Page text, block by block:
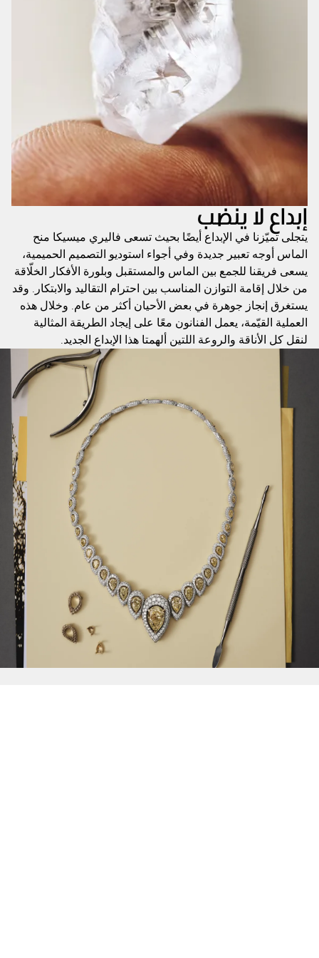
إبداع لا ينضب
يتجلى تميّزنا في الإبداع أيضًا بحيث تسعى فاليري ميسيكا منح
الماس أوجه تعبير جديدة وفي أجواء استوديو التصميم الحميمية،
يسعى فريقنا للجمع بين الماس والمستقبل وبلورة الأفكار الخلّاقة
من خلال إقامة التوازن المناسب بين احترام التقاليد والابتكار. وقد
يستغرق إنجاز جوهرة في بعض الأحيان أكثر من عام. وخلال هذه
العملية القيّمة، يعمل الفنانون معًا على إيجاد الطريقة المثالية
لنقل كل الأناقة والروعة اللتين ألهمتا هذا الإبداع الجديد.